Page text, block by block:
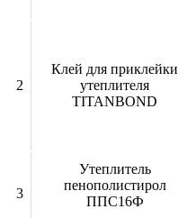
2
Клей для приклейки
утеплителя
TITANBOND
3
Утеплитель
пенополистирол
ППС16Ф